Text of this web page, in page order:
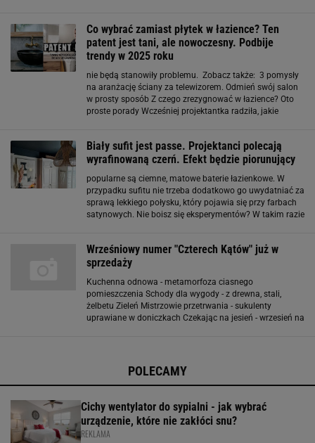
Co wybrać zamiast płytek w łazience? Ten
patent jest tani, ale nowoczesny. Podbije
trendy w 2025 roku
nie będą stanowiły problemu. Zobacz także: 3 pomysły
na aranżację ściany za telewizorem. Odmień swój salon
w prosty sposób Z czego zrezygnować w łazience? Oto
proste porady Wcześniej projektantka radziła, jakie
Biały sufit jest passe. Projektanci polecają
wyrafinowaną czerń. Efekt będzie piorunujący
popularne są ciemne, matowe baterie łazienkowe. W
przypadku sufitu nie trzeba dodatkowo go uwydatniać za
sprawą lekkiego połysku, który pojawia się przy farbach
satynowych. Nie boisz się eksperymentów? W takim razie
Wrześniowy numer "Czterech Kątów" już w
sprzedaży
Kuchenna odnowa - metamorfoza ciasnego
pomieszczenia Schody dla wygody - z drewna, stali,
żelbetu Zieleń Mistrzowie przetrwania - sukulenty
uprawiane w doniczkach Czekając na jesień - wrzesień na
POLECAMY
Cichy wentylator do sypialni - jak wybrać
urządzenie, które nie zakłóci snu?
REKLAMA